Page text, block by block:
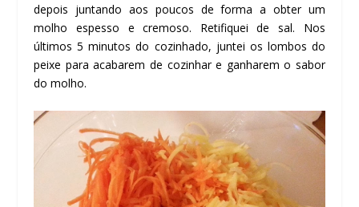
depois juntando aos poucos de forma a obter um
molho espesso e cremoso. Retifiquei de sal. Nos
últimos 5 minutos do cozinhado, juntei os lombos do
peixe para acabarem de cozinhar e ganharem o sabor
do molho.